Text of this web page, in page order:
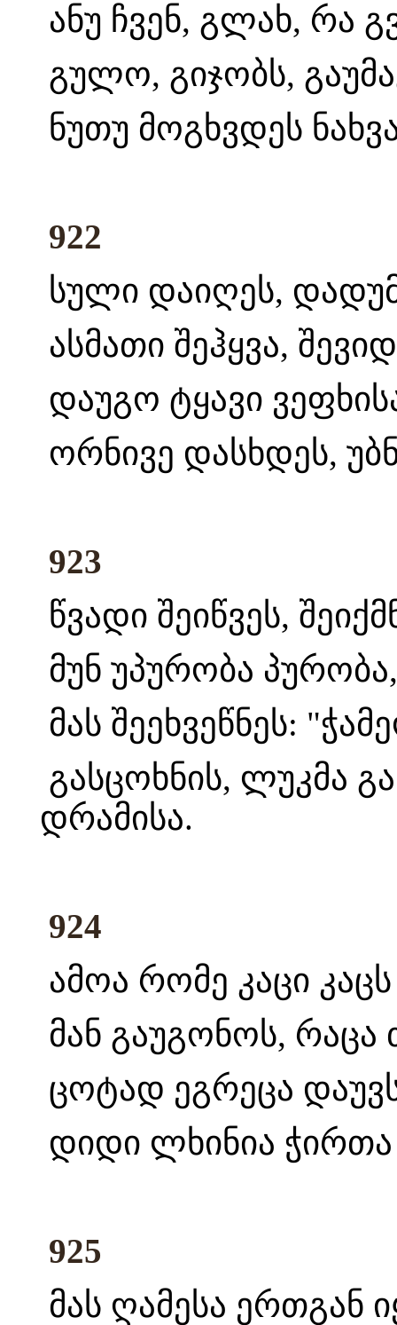
ანუ ჩვენ, გლახ, რა
გულო, გიჯობს,
ნუთუ მოგხვდეს
922
სული დაიღეს,
ასმათი შეჰყვა,
დაუგო ტყავი
ორნივე დასხდეს,
923
წვადი შეიწვეს,
მუნ უპურობა
მას შეეხვეწნეს:
გასცოხნის, ლუკმა
დრამისა.
924
ამოა რომე კაცი
მან გაუგონოს,
ცოტად ეგრეცა
დიდი ლხინია ჭირთა
925
მას ღამესა ერთგან